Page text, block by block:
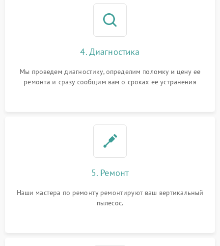
4. Диагностика
Мы проведем диагностику, определим поломку и цену ее
ремонта и сразу сообщим вам о сроках ее устранения
5. Ремонт
Наши мастера по ремонту ремонтируют ваш вертикальный
пылесос.